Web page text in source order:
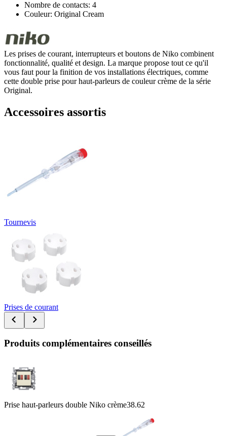
Nombre de contacts: 4
Couleur: Original Cream
Les prises de courant, interrupteurs et boutons de Niko combinent
fonctionnalité, qualité et design. La marque propose tout ce qu'il
vous faut pour la finition de vos installations électriques, comme
cette double prise pour haut-parleurs de couleur crème de la série
Original.
Accessoires assortis
Tournevis
Prises de courant
Produits complémentaires conseillés
Prise haut-parleurs double Niko crème38.62